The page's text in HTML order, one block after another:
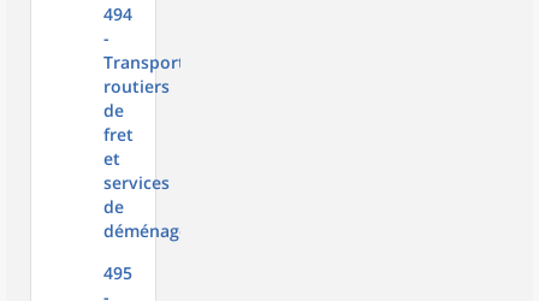
494
-
Transports
routiers
de
fret
et
services
de
déménagement
495